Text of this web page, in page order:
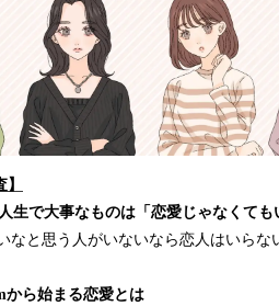
生で大事なものは「恋愛じゃなくても
と思う人がいないなら恋人はいらな
から始まる恋愛とは